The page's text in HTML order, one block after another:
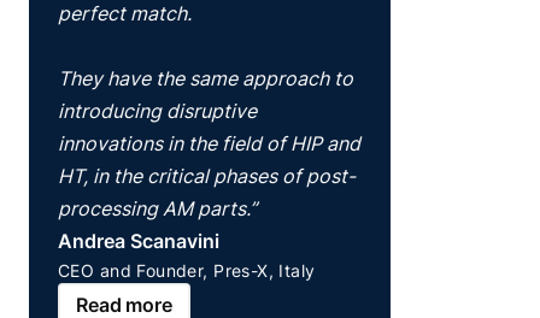
perfect match.
They have the same approach to
introducing disruptive
innovations in the field of HIP and
HT, in the critical phases of post-
processing AM parts.”
Andrea Scanavini
CEO and Founder, Pres-X, Italy
Read more